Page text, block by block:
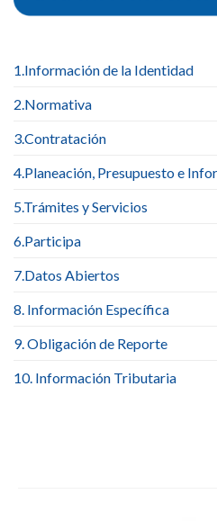
1.Información de la Identidad
2.Normativa
3.Contratación
4.Planeación, Presupuesto e
5.Trámites y Servicios
6.Participa
7.Datos Abiertos
8. Información Específica
9. Obligación de Reporte
10. Información Tributaria